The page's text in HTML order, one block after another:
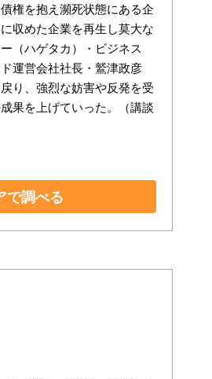
権を抱え瀕死状態にある企
収めた企業を再生し莫大な
（ハゲタカ）・ビジネス
運営会社社長・鷲津政彦
り、強烈な妨害や反発を受
果を上げていった。（講談
で調べる